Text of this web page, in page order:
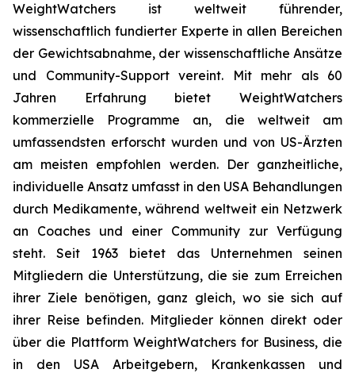
WeightWatchers ist weltweit führender,
wissenschaftlich fundierter Experte in allen Bereichen
der Gewichtsabnahme, der wissenschaftliche Ansätze
und Community-Support vereint. Mit mehr als 60
Jahren Erfahrung bietet WeightWatchers
kommerzielle Programme an, die weltweit am
umfassendsten erforscht wurden und von US-Ärzten
am meisten empfohlen werden. Der ganzheitliche,
individuelle Ansatz umfasst in den USA Behandlungen
durch Medikamente, während weltweit ein Netzwerk
an Coaches und einer Community zur Verfügung
steht. Seit 1963 bietet das Unternehmen seinen
Mitgliedern die Unterstützung, die sie zum Erreichen
ihrer Ziele benötigen, ganz gleich, wo sie sich auf
ihrer Reise befinden. Mitglieder können direkt oder
über die Plattform WeightWatchers for Business, die
in den USA Arbeitgebern, Krankenkassen und